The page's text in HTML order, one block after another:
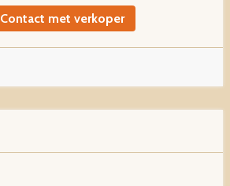
Contact met verkoper